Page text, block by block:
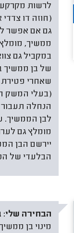
לרשות
(חוזה דו
גם אם אפשר
ממשיך,
במקביל גם
של בן ממשיך
שאחרי פטירת
(בעלי המשק
הנחלה תעבור
לבן הממשיך.
מומלץ גם
יירשם הבן
הבלעדי של
הבחירה שלי:
מינוי בן